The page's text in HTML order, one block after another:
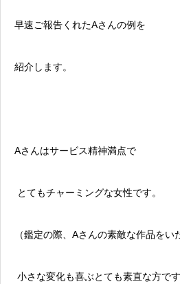
早速ご報告くれたAさんの例を
紹介します。
Aさんはサービス精神満点で
とてもチャーミングな女性です。
（鑑定の際、Aさんの素敵な作品をい
小さな変化も喜ぶとても素直な方です